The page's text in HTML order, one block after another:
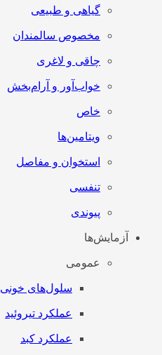
گیاهی و طبیعی
مخصوص سالمندان
چاقی و لاغری
خواب‌آور و آرام‌بخش
خاص
ویتامین‌ها
استخوان و مفاصل
تنفسی
پیوندی
آزمایش‌ها
عمومی
سلول‌های خونی
عملکرد تیروئید
عملکرد کبد